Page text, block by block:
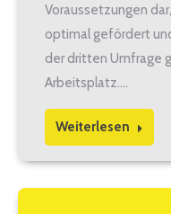
Voraussetzungen
optimal gefördert
der dritten Umfrage
Arbeitsplatz.…
Weiterlesen